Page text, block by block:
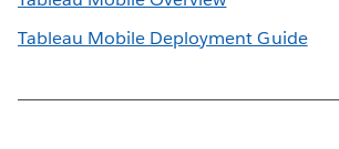
Tableau Mobile Deployment Guide